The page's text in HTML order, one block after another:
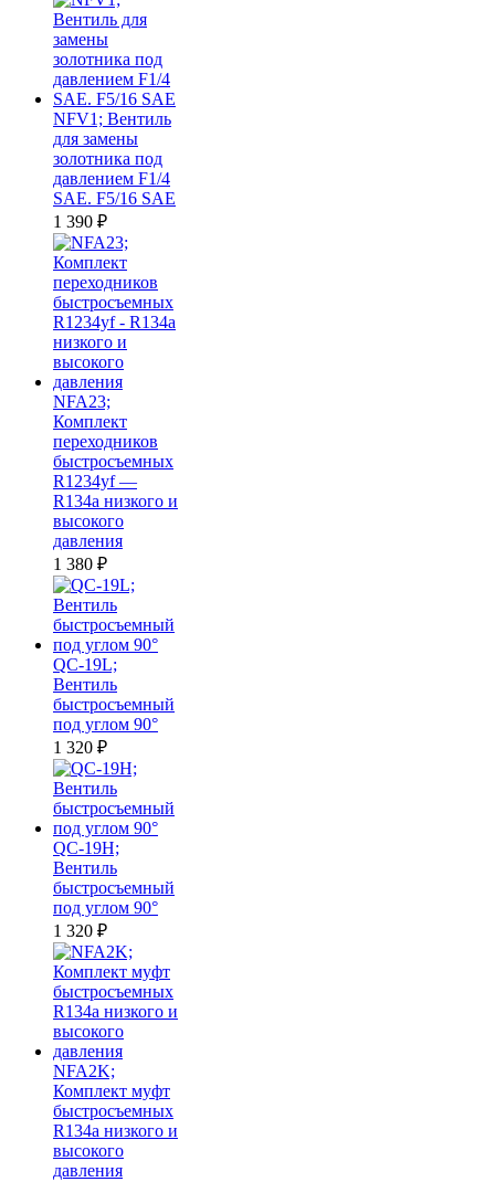
NFV1; Вентиль
для замены
золотника под
давлением F1/4
SAE. F5/16 SAE
1 390 ₽
NFA23;
Комплект
переходников
быстросъемных
R1234yf —
R134a низкого и
высокого
давления
1 380 ₽
QC-19L;
Вентиль
быстросъемный
под углом 90°
1 320 ₽
QC-19H;
Вентиль
быстросъемный
под углом 90°
1 320 ₽
NFA2K;
Комплект муфт
быстросъемных
R134a низкого и
высокого
давления